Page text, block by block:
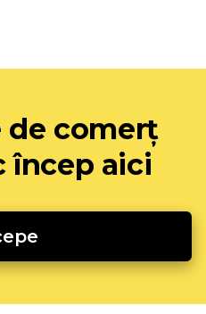
de comerț
încep aici